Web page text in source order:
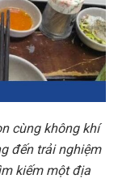
cùng không khí
đến trải nghiệm
kiếm một địa